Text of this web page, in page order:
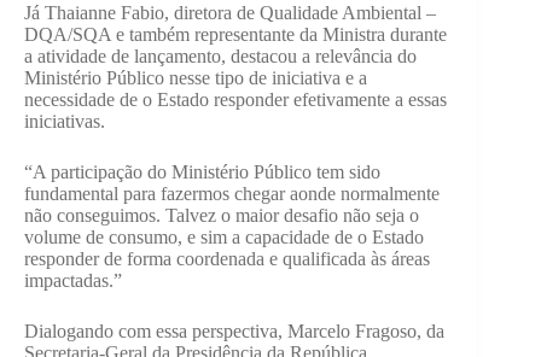
Já Thaianne Fabio, diretora de Qualidade Ambiental –
DQA/SQA e também representante da Ministra durante
a atividade de lançamento, destacou a relevância do
Ministério Público nesse tipo de iniciativa e a
necessidade de o Estado responder efetivamente a essas
iniciativas.
“A participação do Ministério Público tem sido
fundamental para fazermos chegar aonde normalmente
não conseguimos. Talvez o maior desafio não seja o
volume de consumo, e sim a capacidade de o Estado
responder de forma coordenada e qualificada às áreas
impactadas.”
Dialogando com essa perspectiva, Marcelo Fragoso, da
Secretaria-Geral da Presidência da República,